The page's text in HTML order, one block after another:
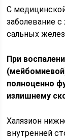
С
заболевание
сальных
При
полноценно
излишнему
Халязион
внутренней